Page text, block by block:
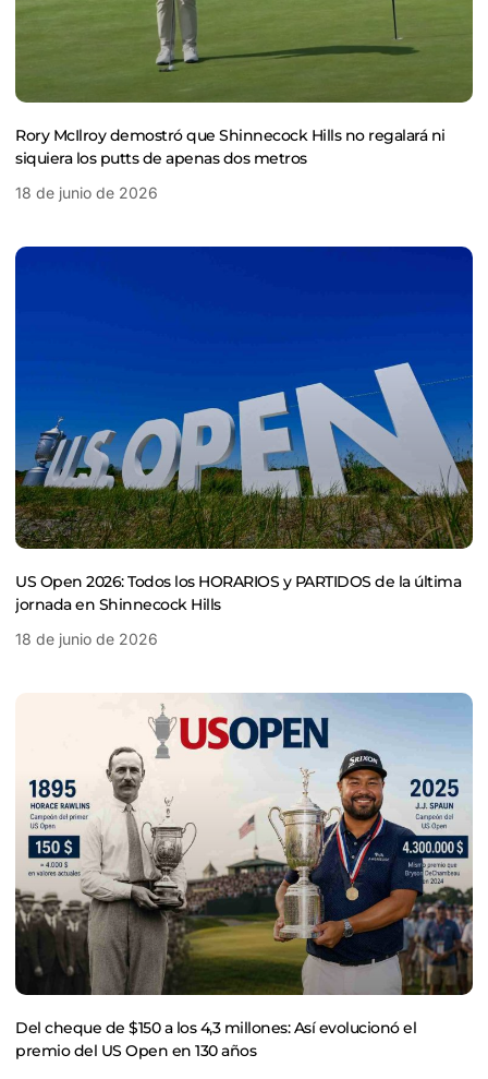
Rory McIlroy demostró que Shinnecock Hills no regalará ni
siquiera los putts de apenas dos metros
18 de junio de 2026
US Open 2026: Todos los HORARIOS y PARTIDOS de la última
jornada en Shinnecock Hills
18 de junio de 2026
Del cheque de $150 a los 4,3 millones: Así evolucionó el
premio del US Open en 130 años